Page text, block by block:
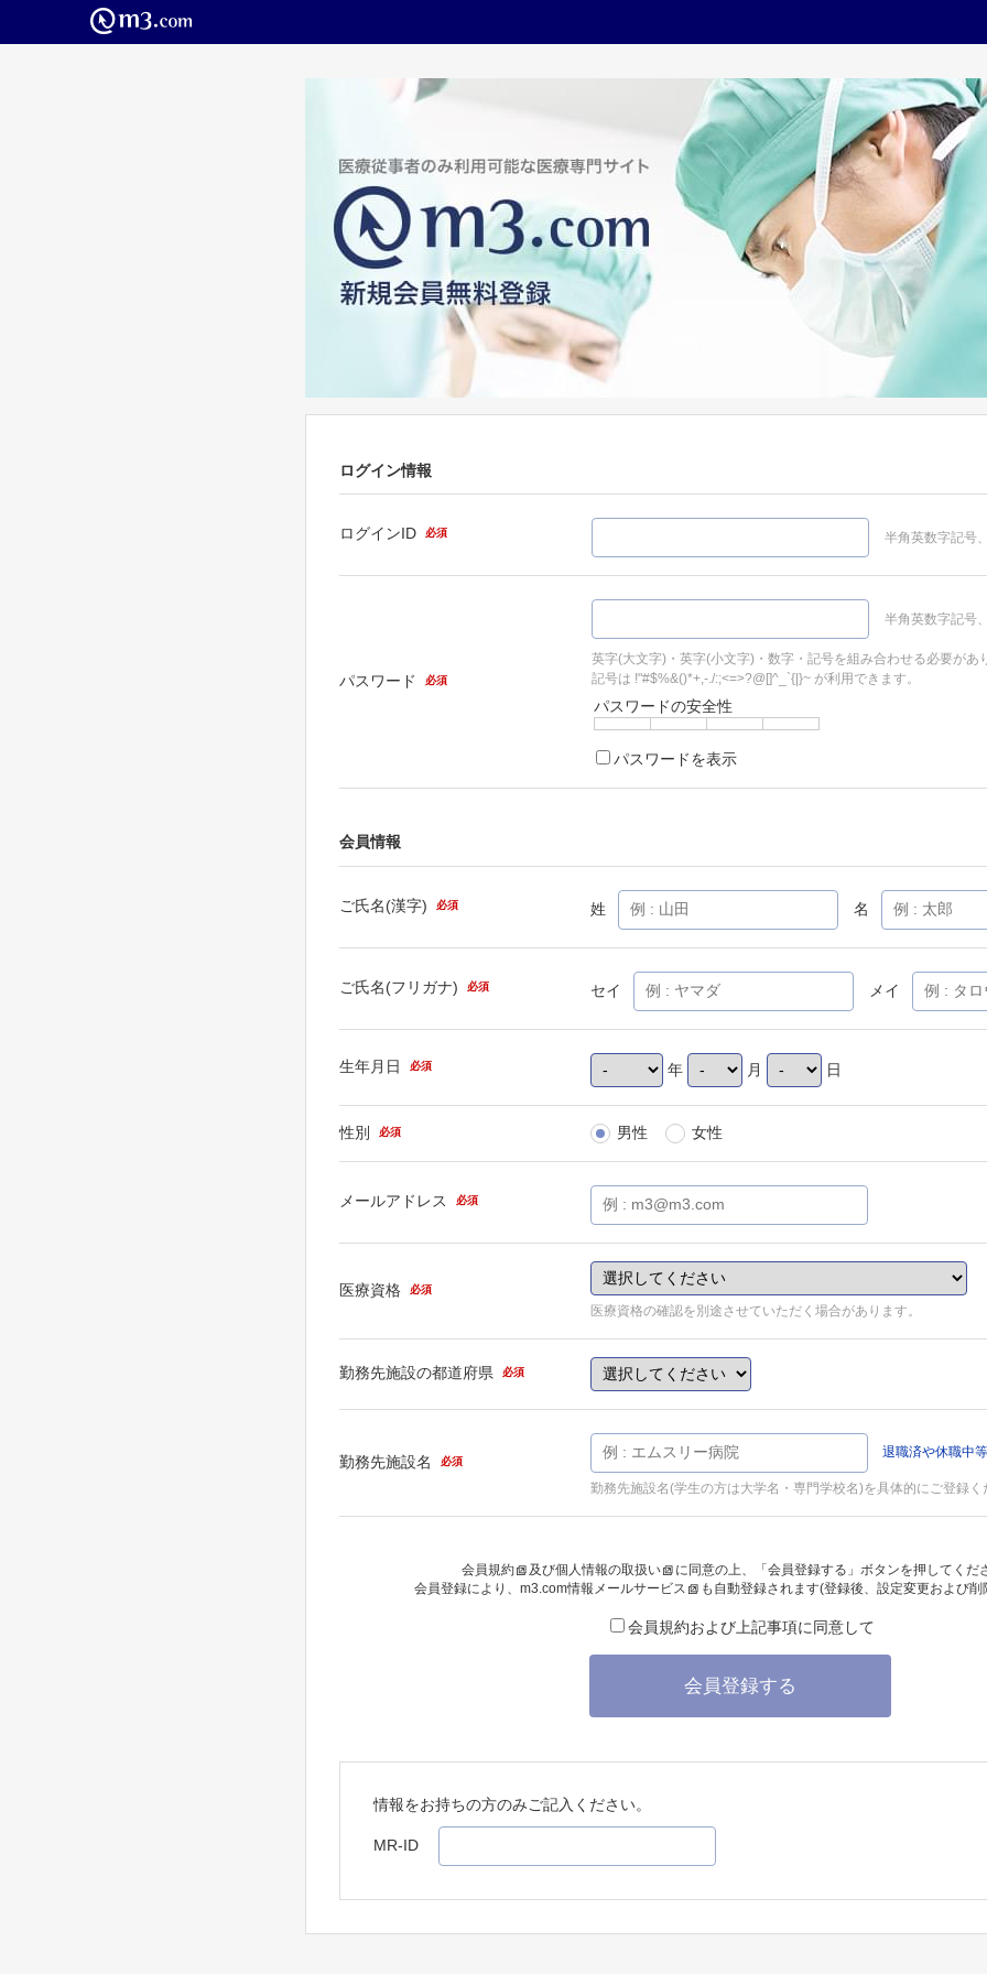
ログイン情報
ログインID 必須 半角英数字記号
パスワード 必須
半角英数字記号
英字(大文字)・英字(小文字)・数字・記号を組み合わせる必要があ
記号は !"#$%&()*+,-./:;<=>?@[]^_`{|}~ が利用できます。
パスワードの安全性
パスワードを表示
会員情報
ご氏名(漢字) 必須 姓 名
ご氏名(フリガナ) 必須 セイ メイ
生年月日 必須 年 月 日
性別 必須 男性 女性
メールアドレス 必須
医療資格 必須
医療資格の確認を別途させていただく場合があります。
勤務先施設の都道府県 必須
勤務先施設名 必須
退職済や休職中
勤務先施設名(学生の方は大学名・専門学校名)を具体的にご登録く
会員規約 及び個人情報の取扱い
に同意の上、「会員登録する」ボタンを押してくだ
会員登録により、 m3.com情報メールサービス も自動登録されます(登録後、設定変更および
会員規約および上記事項に同意して
会員登録する
情報をお持ちの方のみご記入ください。
MR-ID